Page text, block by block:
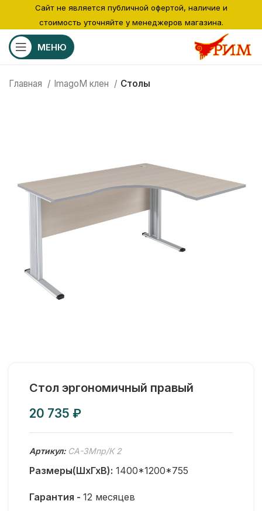
МЕНЮ
Главная ImagoM клен Столы
Стол эргономичный правый
₽
Артикул: СА-3Мпр/К 2
Размеры(ШхГхВ): 1400*1200*755
Гарантия - 12 месяцев
Сайт не является публичной офертой, наличие и
стоимость уточняйте у менеджеров магазина.